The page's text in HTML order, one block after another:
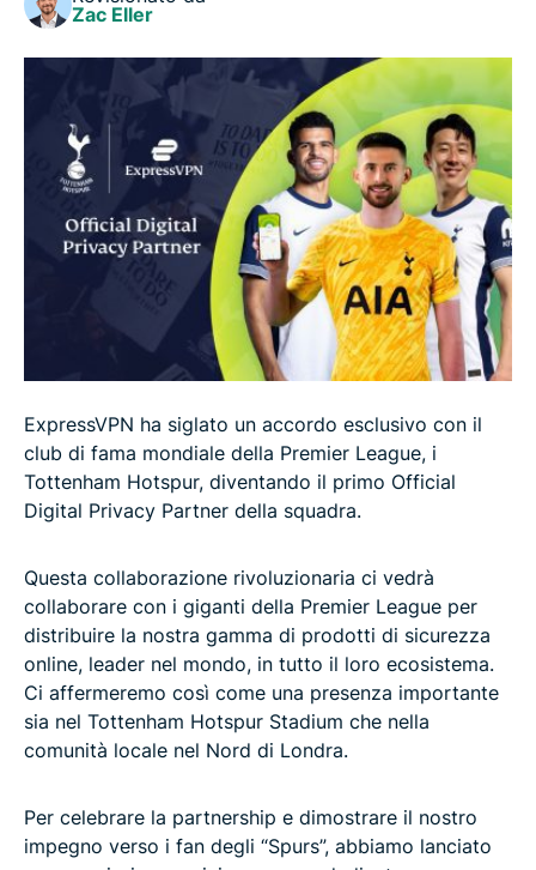
Zac Eller
ExpressVPN ha siglato un accordo esclusivo con il
club di fama mondiale della Premier League, i
Tottenham Hotspur, diventando il primo Official
Digital Privacy Partner della squadra.
Questa collaborazione rivoluzionaria ci vedrà
collaborare con i giganti della Premier League per
distribuire la nostra gamma di prodotti di sicurezza
online, leader nel mondo, in tutto il loro ecosistema.
Ci affermeremo così come una presenza importante
sia nel Tottenham Hotspur Stadium che nella
comunità locale nel Nord di Londra.
Per celebrare la partnership e dimostrare il nostro
impegno verso i fan degli “Spurs”, abbiamo lanciato